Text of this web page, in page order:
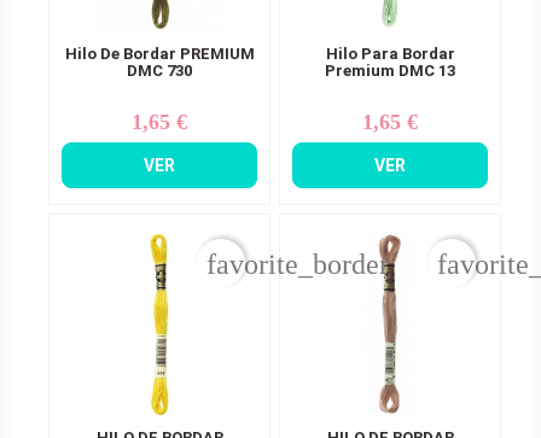
Hilo De Bordar PREMIUM
DMC 730
Precio
1,65 €
VER
Hilo Para Bordar
Premium DMC 13
Precio
1,65 €
VER
favorite_border